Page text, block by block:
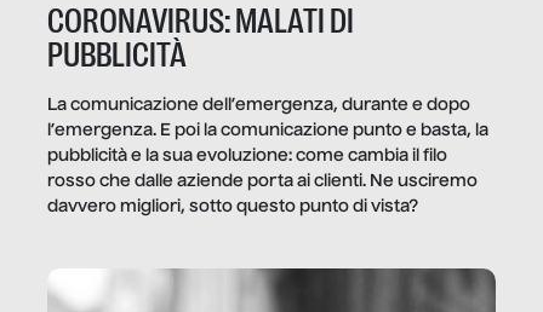
CORONAVIRUS: MALATI DI
PUBBLICITÀ
La comunicazione dell’emergenza, durante e dopo
l’emergenza. E poi la comunicazione punto e basta, la
pubblicità e la sua evoluzione: come cambia il filo
rosso che dalle aziende porta ai clienti. Ne usciremo
davvero migliori, sotto questo punto di vista?